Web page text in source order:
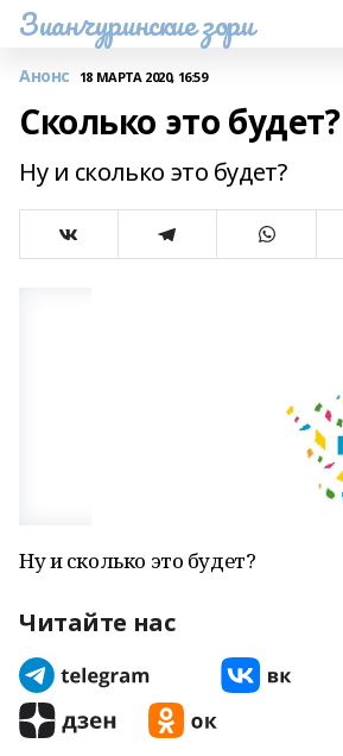
Зианчуринские зори
Анонс 18 МАРТА 2020, 16:59
Сколько это будет?
Ну и сколько это будет?
Ну и сколько это будет?
Читайте нас